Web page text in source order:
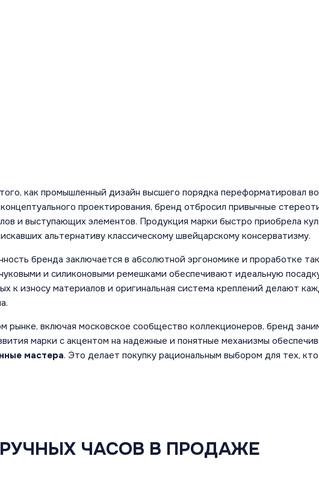
как промышленный дизайн высшего порядка переформатировал
проектирования, бренд отбросил привычные
и выступающих элементов. Продукция марки быстро приобрела
альтернативу классическому швейцарскому консерватизму.
бренда заключается в абсолютной эргономике и проработке
и силиконовыми ремешками обеспечивают идеальную
к износу материалов и оригинальная система креплений делают
рынке, включая московское сообщество коллекционеров, бренд
марки с акцентом на надежные и понятные механизмы
мастера. Это делает покупку рациональным выбором для тех,
ЧАСОВ В ПРОДАЖЕ
ПРОДАТЬ
РЕМОНТ